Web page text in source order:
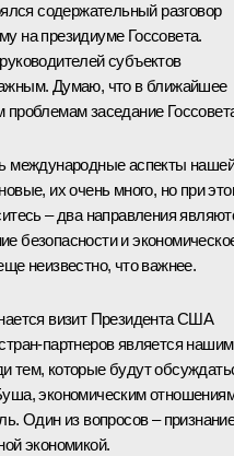
содержательный разговор
на президиуме Госсовета.
субъектов
Думаю, что в ближайшее
заседание
международные аспекты нашей
их очень много, но при
– два направления
безопасности и
неизвестно, что важнее.
визит Президента США
партнеров является нашим
тем, которые будут
экономическим
Один из вопросов –
экономикой.